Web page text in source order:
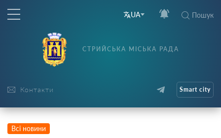
UA Пошук
Контакти
СТРИЙСЬКА МІСЬКА РАДА
Smart city
Всі новини